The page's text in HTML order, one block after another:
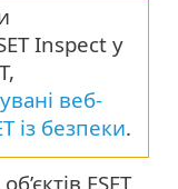
Inspect у
веб-
із безпеки.
ESET